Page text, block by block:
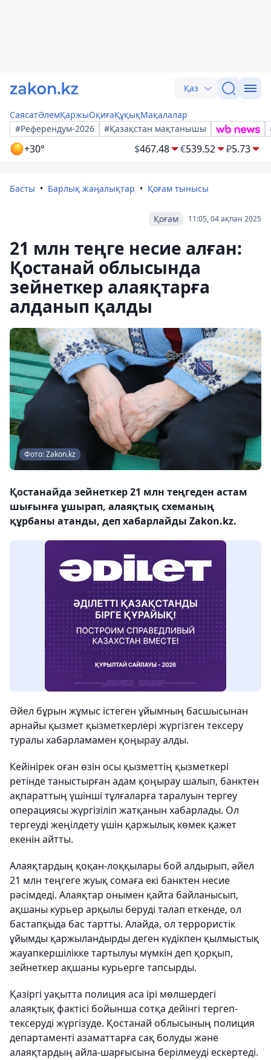
Қаз
СаясатӘлемҚаржыОқиғаҚұқықМақалалар
#Референдум-2026
#Қазақстан мақтанышы
+30° $467.48 €539.52 ₽5.73
Басты Барлық жаңалықтар Қоғам тынысы
11:05, 04 ақпан 2025
Қоғам
21 млн теңге несие алған:
Қостанай облысында
зейнеткер алаяқтарға
алданып қалды
Фото: Zakon.kz
Қостанайда зейнеткер 21 млн теңгеден астам
шығынға ұшырап, алаяқтық схеманың
құрбаны атанды, деп хабарлайды Zakon.kz.
Әйел бұрын жұмыс істеген ұйымның басшысынан
арнайы қызмет қызметкерлері жүргізген тексеру
туралы хабарламамен қоңырау алды.
Кейінірек оған өзін осы қызметтің қызметкері
ретінде таныстырған адам қоңырау шалып, банктен
ақпараттың үшінші тұлғаларға таралуын тергеу
операциясы жүргізіліп жатқанын хабарлады. Ол
тергеуді жеңілдету үшін қаржылық көмек қажет
екенін айтты.
Алаяқтардың қоқан-лоққылары бой алдырып, әйел
21 млн теңгеге жуық сомаға екі банктен несие
рәсімдеді. Алаяқтар онымен қайта байланысып,
ақшаны курьер арқылы беруді талап еткенде, ол
бастапқыда бас тартты. Алайда, ол террористік
ұйымды қаржыландырды деген күдікпен қылмыстық
жауапкершілікке тартылуы мүмкін деп қорқып,
зейнеткер ақшаны курьерге тапсырды.
Қазіргі уақытта полиция аса ірі мөлшердегі
алаяқтық фактісі бойынша сотқа дейінгі тергеп-
тексеруді жүргізуде. Қостанай облысының полиция
департаменті азаматтарға сақ болуды және
алаяқтардың айла-шарғысына берілмеуді ескертеді.